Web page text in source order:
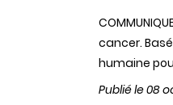
cancer.
humaine
Publié le 08